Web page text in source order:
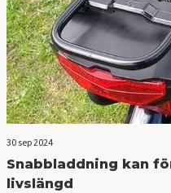
30 sep 2024
Snabbladdning kan
livslängd